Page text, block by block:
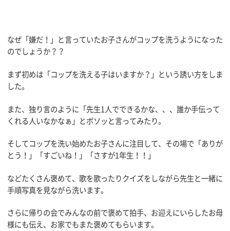
なぜ「嫌だ！」と言っていたお子さんがコップを洗うようになった
のでしょうか？？
まず初めは「コップを洗える子はいますか？」という誘い方をしま
した。
また、独り言のように「先生1人でできるかな、、、誰か手伝って
くれる人いなかなぁ」とボソッと言ってみたり。
そしてコップを洗い始めたお子さんに注目して、その場で「ありが
とう！」「すごいね！」「さすが1年生！！」
などたくさん褒めて、歌を歌ったりクイズをしながら先生と一緒に
手順写真を見ながら洗います。
さらに帰りの会でみんなの前で褒めて拍手、お迎えにいらしたお母
様にも伝え、お家でもまた褒めてもらいます。